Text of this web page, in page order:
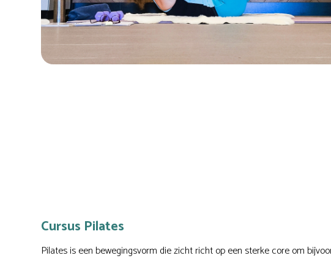
Cursus Pilates
Pilates is een bewegingsvorm die zicht richt op een sterke core om